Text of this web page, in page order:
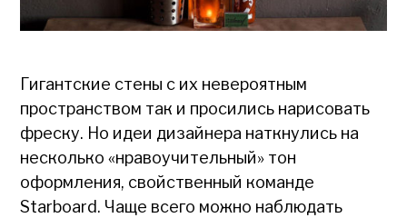
Гигантские стены с их невероятным
пространством так и просились нарисовать
фреску. Но идеи дизайнера наткнулись на
несколько «нравоучительный» тон
оформления, свойственный команде
Starboard. Чаще всего можно наблюдать